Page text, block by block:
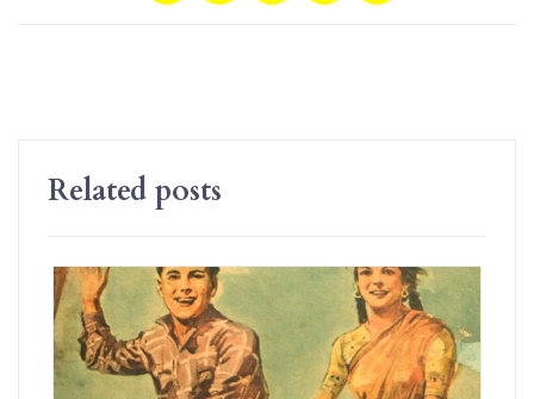
Related posts